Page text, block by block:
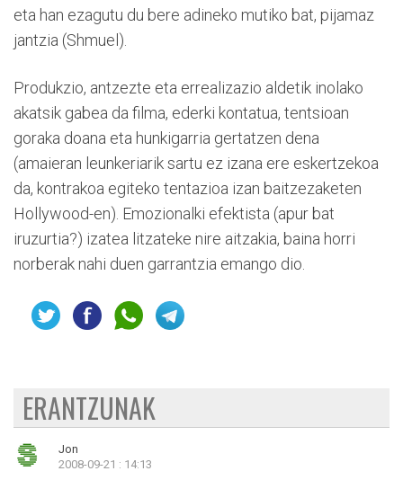
eta han ezagutu du bere adineko mutiko bat, pijamaz
jantzia (Shmuel).
Produkzio, antzezte eta errealizazio aldetik inolako
akatsik gabea da filma, ederki kontatua, tentsioan
goraka doana eta hunkigarria gertatzen dena
(amaieran leunkeriarik sartu ez izana ere eskertzekoa
da, kontrakoa egiteko tentazioa izan baitzezaketen
Hollywood-en). Emozionalki efektista (apur bat
iruzurtia?) izatea litzateke nire aitzakia, baina horri
norberak nahi duen garrantzia emango dio.
ERANTZUNAK
Jon
2008-09-21 : 14:13